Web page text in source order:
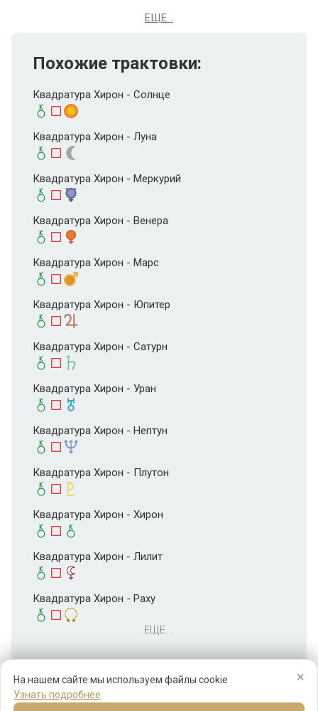
×
На нашем сайте мы используем файлы cookie
Узнать подробнее
ЕЩЕ...
Похожие трактовки:
Квадратура Хирон - Солнце
Квадратура Хирон - Луна
Квадратура Хирон - Меркурий
Квадратура Хирон - Венера
Квадратура Хирон - Марс
Квадратура Хирон - Юпитер
Квадратура Хирон - Сатурн
Квадратура Хирон - Уран
Квадратура Хирон - Нептун
Квадратура Хирон - Плутон
Квадратура Хирон - Хирон
Квадратура Хирон - Лилит
Квадратура Хирон - Раху
ЕЩЕ...